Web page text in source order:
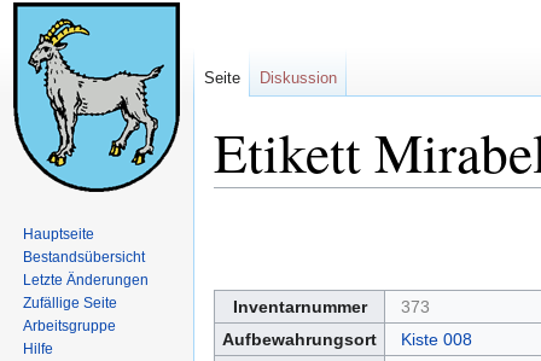
Etikett
Inventarnummer
373
Aufbewahrungsort
Kiste 008
Seite Diskussion
Hauptseite
Bestandsübersicht
Letzte Änderungen
Zufällige Seite
Arbeitsgruppe
Hilfe